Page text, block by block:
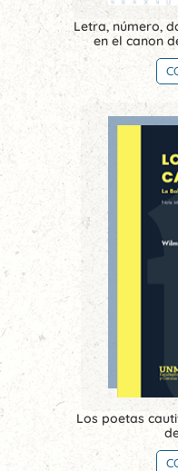
Letra, número,
en el canon
Los poetas